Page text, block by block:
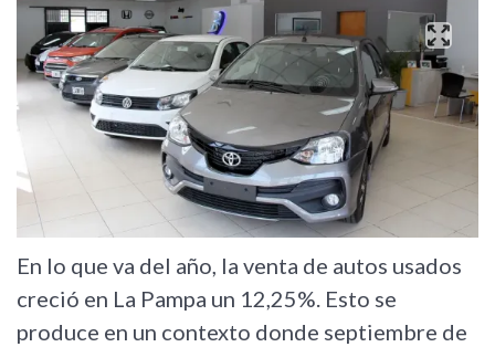
En lo que va del año, la venta de autos usados
creció en La Pampa un 12,25%. Esto se
produce en un contexto donde septiembre de